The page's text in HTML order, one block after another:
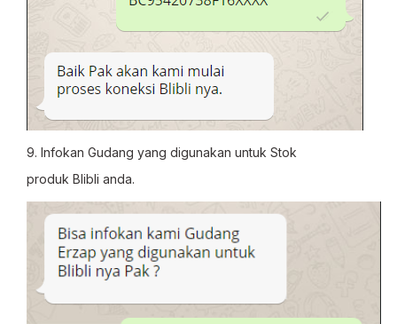
9. Infokan Gudang yang digunakan untuk Stok
produk Blibli anda.